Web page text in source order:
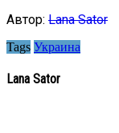
Автор: Lana Sator
Tags Украина
Lana Sator